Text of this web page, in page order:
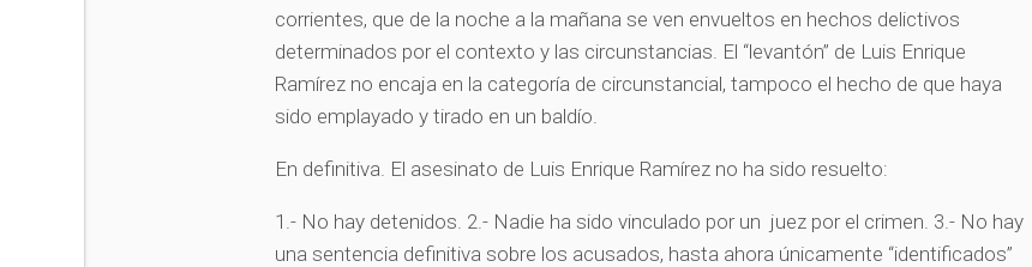
corrientes, que de la noche a la mañana se ven envueltos en hechos delictivos
determinados por el contexto y las circunstancias. El “levantón” de Luis Enrique
Ramírez no encaja en la categoría de circunstancial, tampoco el hecho de que haya
sido emplayado y tirado en un baldío.
En definitiva. El asesinato de Luis Enrique Ramírez no ha sido resuelto:
1.- No hay detenidos. 2.- Nadie ha sido vinculado por un juez por el crimen. 3.- No hay
una sentencia definitiva sobre los acusados, hasta ahora únicamente “identificados”